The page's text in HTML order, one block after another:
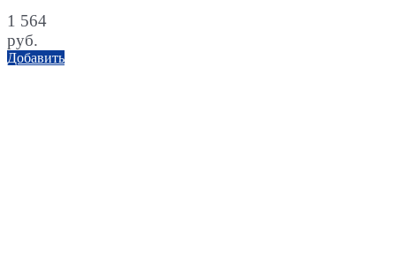
1 564
руб.
Добавить